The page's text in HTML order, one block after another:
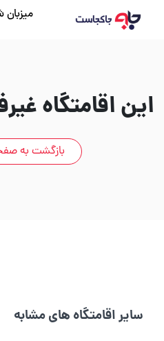
این اقامتگاه
بازگشت به
سایر اقامتگاه های مشابه